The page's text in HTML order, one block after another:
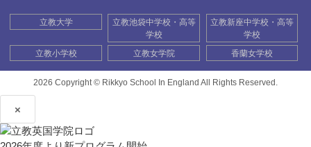
立教大学
立教池袋中学校・高等
学校
立教新座中学校・高等
学校
立教小学校
立教女学院 香蘭女学校
2026 Copyright © Rikkyo School In England All Rights Reserved.
×